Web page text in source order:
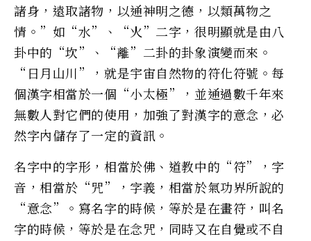
諸身，遠取諸物，以通神明之德，以類萬物之
情。”如“水”、“火”二字，很明顯就是由八
卦中的“坎”、“離”二卦的卦象演變而來。
“日月山川”，就是宇宙自然物的符化符號。每
個漢字相當於一個“小太極”，並通過數千年來
無數人對它們的使用，加強了對漢字的意念，必
然字內儲存了一定的資訊。
名字中的字形，相當於佛、道教中的“符”，字
音，相當於“咒”，字義，相當於氣功界所說的
“意念”。寫名字的時候，等於是在畫符，叫名
字的時候，等於是在念咒，同時又在自覺或不自